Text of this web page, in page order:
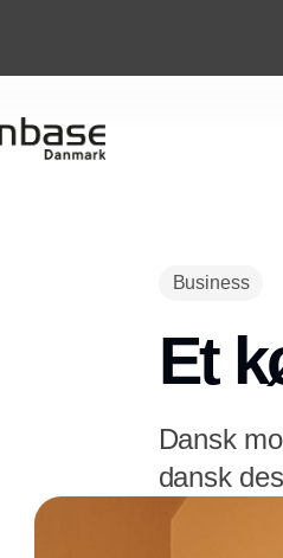
Business
Et
Dansk
dansk